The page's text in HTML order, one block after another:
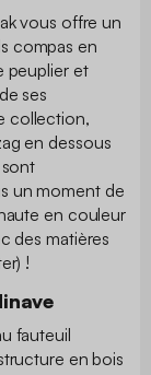
vous offre un
compas en
peuplier et
ses
collection,
en dessous
un moment de
en couleur
des matières
!
fauteuil
en bois